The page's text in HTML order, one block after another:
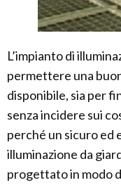
L’impianto di
permettere una
disponibile, sia per
senza incidere sui
perché un sicuro ed
illuminazione da
progettato in modo